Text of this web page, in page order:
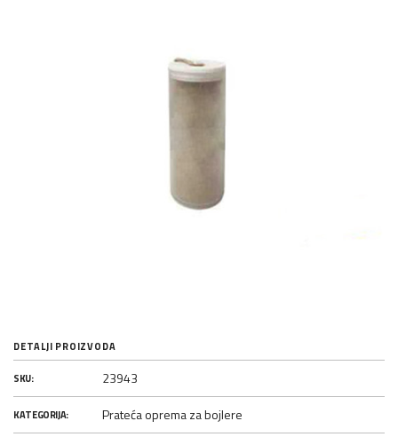
DETALJI PROIZVODA
SKU: 23943
KATEGORIJA: Prateća oprema za bojlere